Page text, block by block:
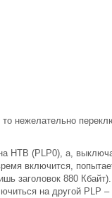
нежелательно
НТВ (PLP0), а,
включится,
заголовок 880 Кбайт).
на другой PLP